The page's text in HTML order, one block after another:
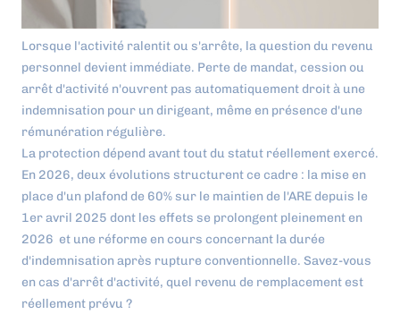
Lorsque l'activité ralentit ou s'arrête, la question du revenu
personnel devient immédiate. Perte de mandat, cession ou
arrêt d'activité n'ouvrent pas automatiquement droit à une
indemnisation pour un dirigeant, même en présence d'une
rémunération régulière.
La protection dépend avant tout du statut réellement exercé.
En 2026, deux évolutions structurent ce cadre : la mise en
place d'un plafond de 60% sur le maintien de l'ARE depuis le
1er avril 2025 dont les effets se prolongent pleinement en
2026 et une réforme en cours concernant la durée
d'indemnisation après rupture conventionnelle. Savez-vous
en cas d'arrêt d'activité, quel revenu de remplacement est
réellement prévu ?